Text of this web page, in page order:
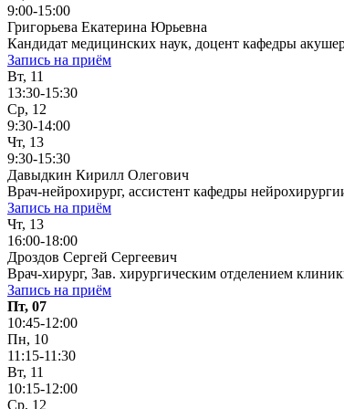
9:00-15:00
Григорьева Екатерина Юрьевна
Кандидат медицинских наук, доцент кафедры
Запись на приём
Вт, 11
13:30-15:30
Ср, 12
9:30-14:00
Чт, 13
9:30-15:30
Давыдкин Кирилл Олегович
Врач-нейрохирург, ассистент кафедры
Запись на приём
Чт, 13
16:00-18:00
Дроздов Сергей Сергеевич
Врач-хирург, Зав. хирургическим отделением
Запись на приём
Пт, 07
10:45-12:00
Пн, 10
11:15-11:30
Вт, 11
10:15-12:00
Ср, 12